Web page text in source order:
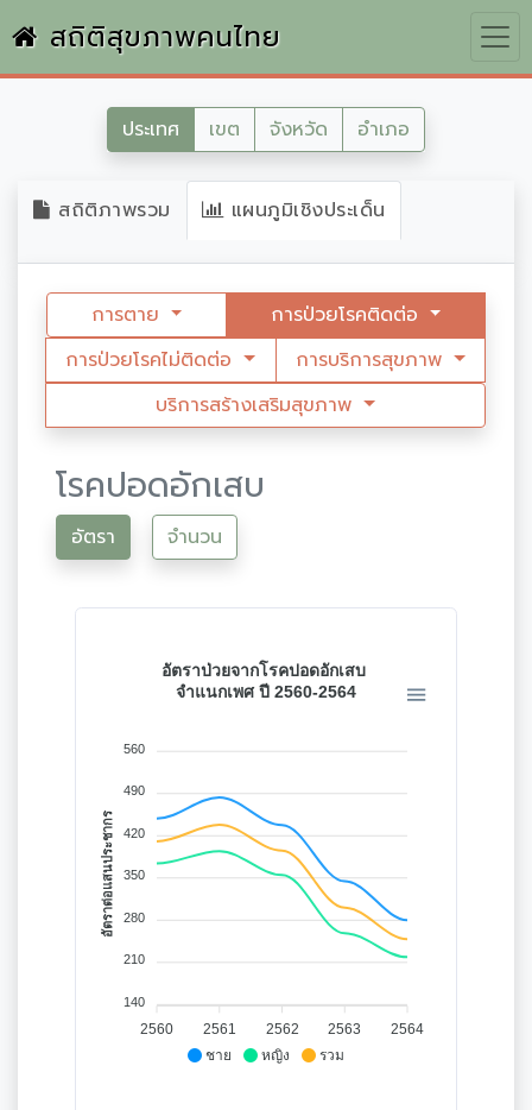
สถิติสุขภาพคนไทย
ประเทศ เขต จังหวัด อำเภอ
สถิติภาพรวม แผนภูมิเชิงประเด็น
การตาย
การป่วยโรคติดต่อ
การป่วยโรคไม่ติดต่อ
การบริการสุขภาพ
บริการสร้างเสริมสุขภาพ
โรคปอดอักเสบ
อัตรา จำนวน